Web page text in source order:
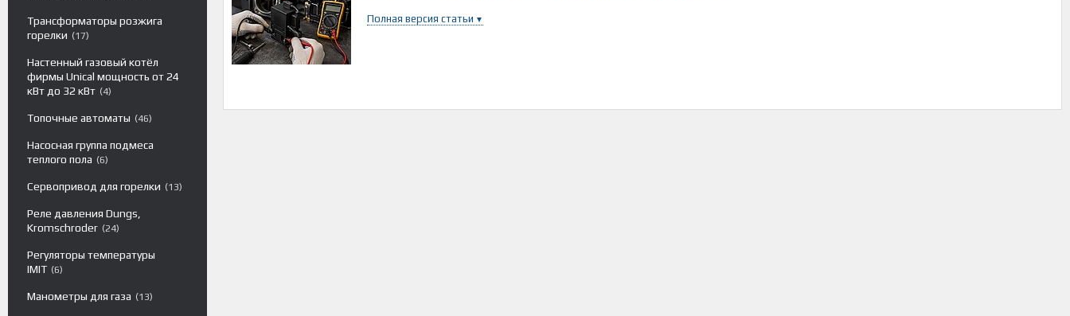
Трансформаторы розжига
горелки
17
Настенный газовый котёл
фирмы Unical мощность от 24
кВт до 32 кВт
4
Топочные автоматы 46
Насосная группа подмеса
теплого пола
6
Сервопривод для горелки 13
Реле давления Dungs,
Kromschroder
24
Регуляторы температуры
IMIT
6
Манометры для газа 13
Полная версия статьи